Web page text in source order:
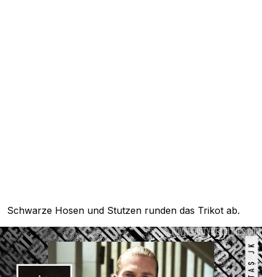
Schwarze Hosen und Stutzen runden das Trikot ab.